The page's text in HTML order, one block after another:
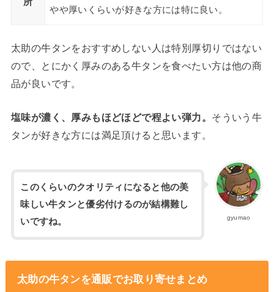
所
やや厚いくらいが好きな方には特に良い。
太助の牛タンをおすすめしない人は特別厚切りではない
ので、とにかく厚みのある牛タンを食べたい方は他の商
品が良いです。
塩味が濃く、厚みもほどほどで程よい弾力。 そういう牛
タンが好きな方には満足頂けると思います。
gyumao
このくらいのクオリティになると他の美
味しい牛タンと優劣付けるのが結構難し
いですね。
太助の牛タンを通販でお取り寄せまとめ